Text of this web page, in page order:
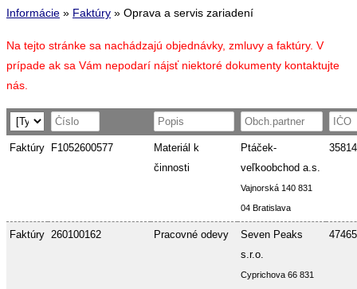
Informácie » Faktúry » Oprava a servis zariadení
Na tejto stránke sa nachádzajú objednávky, zmluvy a faktúry. V
prípade ak sa Vám nepodarí nájsť niektoré dokumenty kontaktujte
nás.
Faktúry F1052600577
Materiál k
činnosti
Ptáček-
veľkoobchod a.s.
Vajnorská 140 831
04 Bratislava
Faktúry 260100162 Pracovné odevy
Seven Peaks
s.r.o.
Cyprichova 66 831